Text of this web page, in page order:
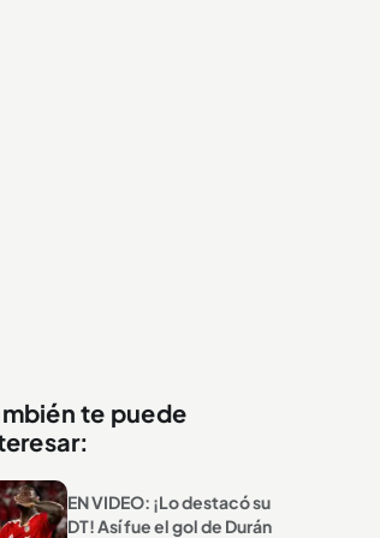
te puede
EN VIDEO: ¡Lo destacó su
DT! Así fue el gol de Durán